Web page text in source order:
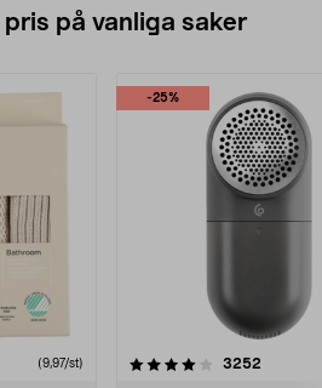
på vanliga saker
(9,97/st)
-25%
3252
4.5av 5 stjärnor